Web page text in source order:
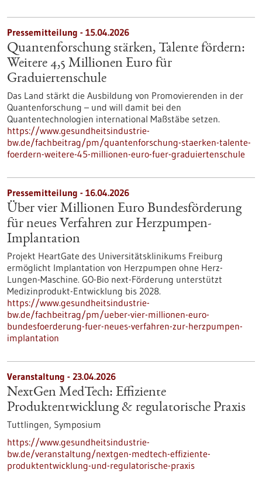
Pressemitteilung - 15.04.2026
Quantenforschung stärken, Talente fördern:
Weitere 4,5 Millionen Euro für
Graduiertenschule
Das Land stärkt die Ausbildung von Promovierenden in der
Quantenforschung – und will damit bei den
Quantentechnologien international Maßstäbe setzen.
https://www.gesundheitsindustrie-
bw.de/fachbeitrag/pm/quantenforschung-staerken-talente-
foerdern-weitere-45-millionen-euro-fuer-graduiertenschule
Pressemitteilung - 16.04.2026
Über vier Millionen Euro Bundesförderung
für neues Verfahren zur Herzpumpen-
Implantation
Projekt HeartGate des Universitätsklinikums Freiburg
ermöglicht Implantation von Herzpumpen ohne Herz-
Lungen-Maschine. GO-Bio next-Förderung unterstützt
Medizinprodukt-Entwicklung bis 2028.
https://www.gesundheitsindustrie-
bw.de/fachbeitrag/pm/ueber-vier-millionen-euro-
bundesfoerderung-fuer-neues-verfahren-zur-herzpumpen-
implantation
Veranstaltung - 23.04.2026
NextGen MedTech: Effiziente
Produktentwicklung & regulatorische Praxis
Tuttlingen, Symposium
https://www.gesundheitsindustrie-
bw.de/veranstaltung/nextgen-medtech-effiziente-
produktentwicklung-und-regulatorische-praxis